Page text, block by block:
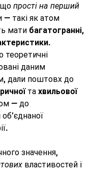
прості на перший
— такі як атом
мати багатогранні,
.
теоретичні
даним
дали поштовх до
та хвильової
— до
значення,
властивостей і